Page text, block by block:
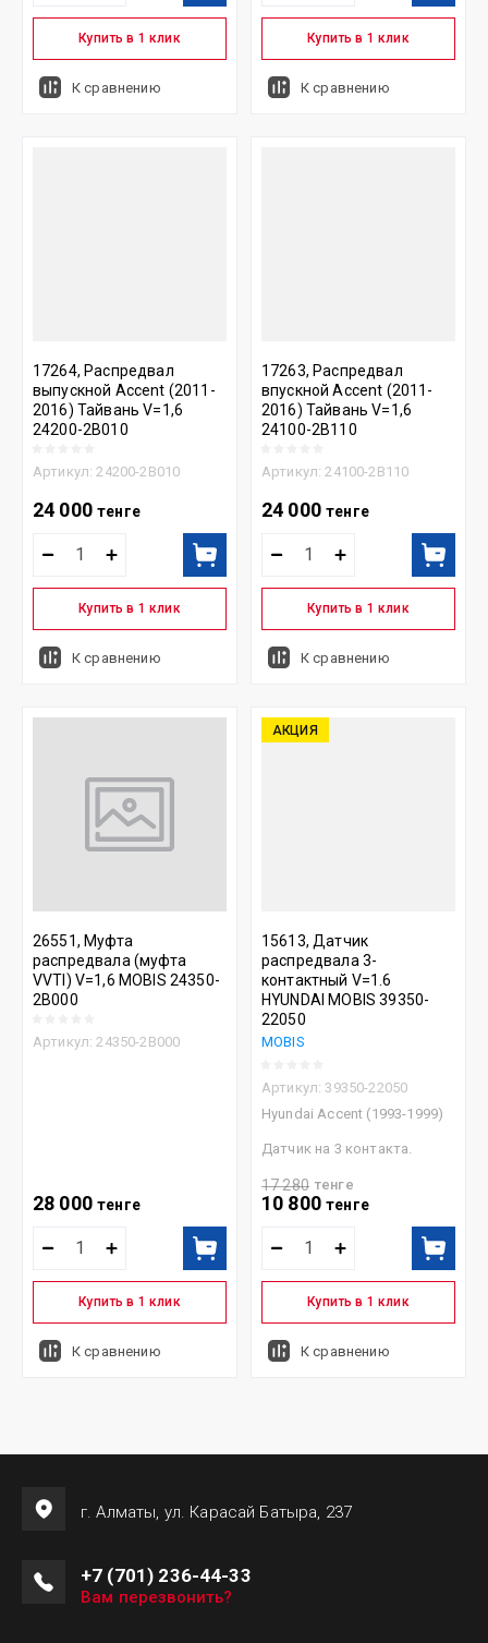
Купить в 1 клик
К сравнению
Купить в 1 клик
К сравнению
17264, Распредвал
выпускной Accent (2011-
2016) Тайвань V=1,6
24200-2В010
Артикул: 24200-2В010
24 000 тенге
Купить в 1 клик
К сравнению
17263, Распредвал
впускной Accent (2011-
2016) Тайвань V=1,6
24100-2В110
Артикул: 24100-2В110
24 000 тенге
Купить в 1 клик
К сравнению
26551, Муфта
распредвала (муфта
VVTI) V=1,6 MOBIS 24350-
2B000
Артикул: 24350-2B000
28 000 тенге
Купить в 1 клик
К сравнению
АКЦИЯ
15613, Датчик
распредвала 3-
контактный V=1.6
HYUNDAI MOBIS 39350-
22050
MOBIS
Артикул: 39350-22050
Hyundai Accent (1993-1999)
Датчик на 3 контакта.
17 280 тенге
10 800 тенге
Купить в 1 клик
К сравнению
г. Алматы, ул. Карасай Батыра, 237
+7 (701) 236-44-33
Вам перезвонить?